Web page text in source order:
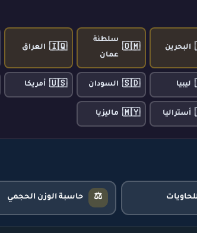
البحرين 🇴🇲
سلطنة
عمان
🇮🇶 العراق
ليبيا 🇸🇩 السودان 🇺🇸 أمريكا
أستراليا 🇲🇾 ماليزيا
⚖️ حاسبة الوزن الحجمي